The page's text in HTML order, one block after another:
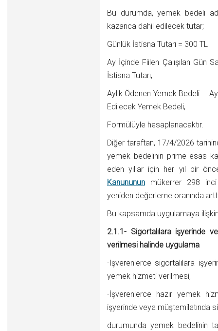
Bu durumda, yemek bedeli
kazanca dahil edilecek tutar;
Günlük İstisna Tutarı = 300 TL
Ay İçinde Fiilen Çalışılan Gün
İstisna Tutarı,
Aylık Ödenen Yemek Bedeli –
Edilecek Yemek Bedeli,
Formülüyle hesaplanacaktır.
Diğer taraftan, 17/4/2026
yemek bedelinin prime esas
eden yıllar için her yıl bir
Kanununun mükerrer 298 inci
yeniden değerleme oranında
Bu kapsamda uygulamaya
2.1.1- Sigortalılara işyerinde
verilmesi halinde uygulama
-İşverenlerce sigortalılara
yemek hizmeti verilmesi,
-İşverenlerce hazır yemek
işyerinde veya müştemilatında
durumunda yemek bedelinin